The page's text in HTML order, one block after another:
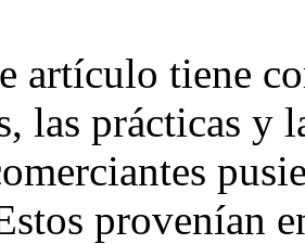
artículo tiene
las prácticas y
provenían